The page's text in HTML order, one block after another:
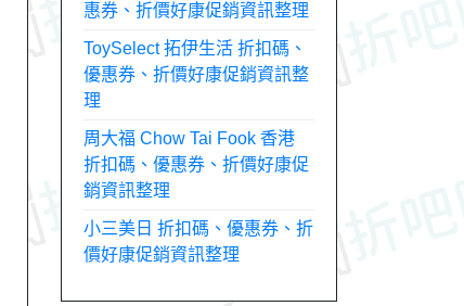
惠券、折價好康促銷資訊整理
ToySelect 拓伊生活 折扣碼、
優惠券、折價好康促銷資訊整
理
周大福 Chow Tai Fook 香港
折扣碼、優惠券、折價好康促
銷資訊整理
小三美日 折扣碼、優惠券、折
價好康促銷資訊整理